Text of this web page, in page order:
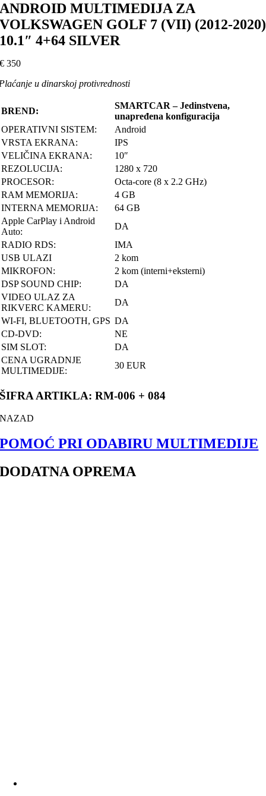
ANDROID MULTIMEDIJA ZA
VOLKSWAGEN GOLF 7 (VII) (2012-2020)
10.1″ 4+64 SILVER
€ 350
u dinarskoj protivrednosti
BREND:
SMARTCAR – Jedinstvena,
unapređena konfiguracija
OPERATIVNI SISTEM:
Android
VRSTA EKRANA:
IPS
VELIČINA EKRANA:
10″
REZOLUCIJA:
1280 x 720
PROCESOR:
Octa-core (8 x 2.2 GHz)
RAM MEMORIJA:
4 GB
INTERNA MEMORIJA:
64 GB
Apple CarPlay i Android
Auto:
DA
RADIO RDS:
IMA
USB ULAZI
2 kom
MIKROFON:
2 kom (interni+eksterni)
DSP SOUND CHIP:
DA
VIDEO ULAZ ZA
RIKVERC KAMERU:
DA
WI-FI, BLUETOOTH, GPS DA
CD-DVD:
NE
SIM SLOT:
DA
CENA UGRADNJE
MULTIMEDIJE:
30 EUR
ŠIFRA ARTIKLA: RM-006 + 084
NAZAD
POMOĆ PRI ODABIRU MULTIMEDIJE
DODATNA OPREMA